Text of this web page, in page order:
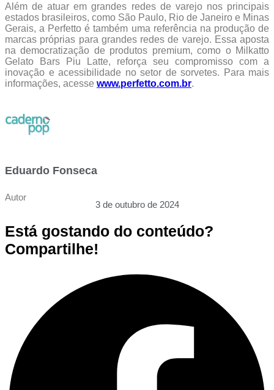
Além de atuar em grandes redes de varejo nos principais
estados brasileiros, como São Paulo, Rio de Janeiro e Minas
Gerais, a Perfetto é também uma referência na produção de
marcas próprias para grandes redes de varejo. Essa aposta
na democratização de produtos premium, como o Milkatto
Gelato Bars Piu Latte, reforça seu compromisso com a
inovação e acessibilidade no setor de sorvetes. Para mais
informações, acesse www.perfetto.com.br.
Eduardo Fonseca
Autor
3 de outubro de 2024
Está gostando do conteúdo?
Compartilhe!